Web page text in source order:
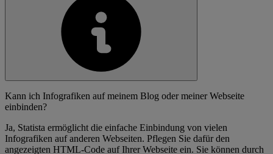
Kann ich Infografiken auf meinem Blog oder meiner Webseite
einbinden?
Ja, Statista ermöglicht die einfache Einbindung von vielen
Infografiken auf anderen Webseiten. Pflegen Sie dafür den
angezeigten HTML-Code auf Ihrer Webseite ein. Sie können durch